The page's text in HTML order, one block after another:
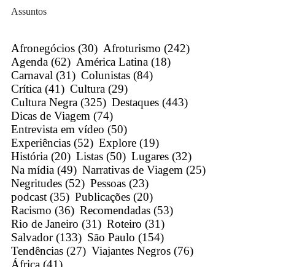
Assuntos
Afronegócios (30) Afroturismo (242)
Agenda (62) América Latina (18)
Carnaval (31) Colunistas (84)
Crítica (41) Cultura (29)
Cultura Negra (325) Destaques (443)
Dicas de Viagem (74)
Entrevista em vídeo (50)
Experiências (52) Explore (19)
História (20) Listas (50) Lugares (32)
Na mídia (49) Narrativas de Viagem (25)
Negritudes (52) Pessoas (23)
podcast (35) Publicações (20)
Racismo (36) Recomendadas (53)
Rio de Janeiro (31) Roteiro (31)
Salvador (133) São Paulo (154)
Tendências (27) Viajantes Negros (76)
África (41)